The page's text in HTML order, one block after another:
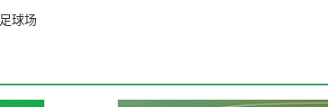
足球场